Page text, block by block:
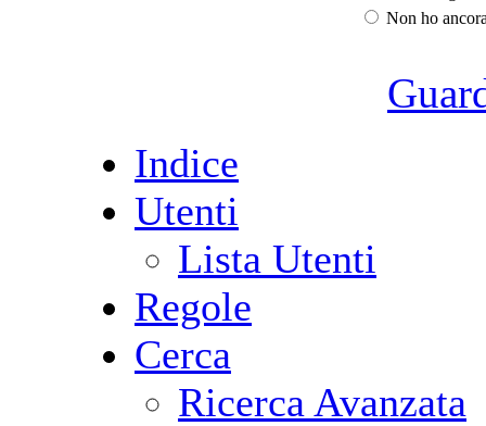
Non ho
Indice
Utenti
Lista Utenti
Regole
Cerca
Ricerca Avanzata